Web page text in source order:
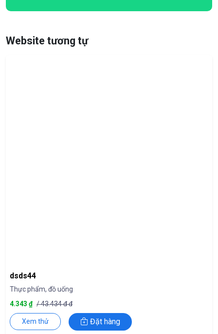
Website tương tự
dsds44
Thực phẩm, đồ uống
4.343 ₫ / 43.434 đ đ
Xem thử Đặt hàng